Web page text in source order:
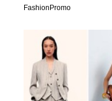
FashionPromo